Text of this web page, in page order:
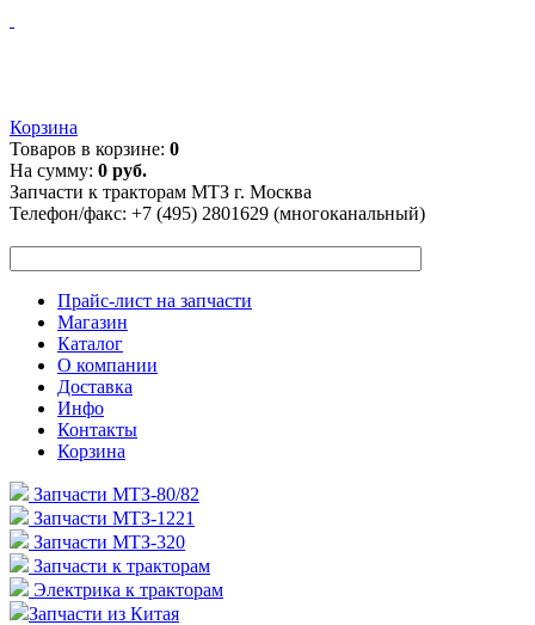
Корзина
Товаров в корзине: 0
На сумму: 0 руб.
Запчасти к тракторам МТЗ г. Москва
Телефон/факс: +7 (495) 2801629 (многоканальный)
Прайс-лист на запчасти
Магазин
Каталог
О компании
Доставка
Инфо
Контакты
Корзина
Запчасти МТЗ-80/82
Запчасти МТЗ-1221
Запчасти МТЗ-320
Запчасти к тракторам
Электрика к тракторам
Запчасти из Китая